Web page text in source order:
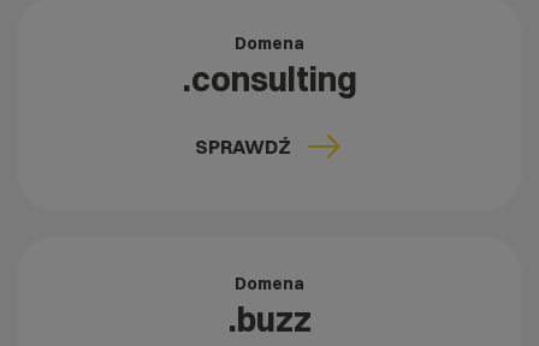
Domena
.consulting
SPRAWDŹ
Domena
.buzz